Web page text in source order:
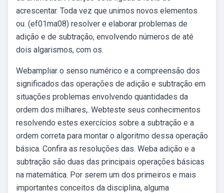
acrescentar. Toda vez que unimos novos elementos
ou. (ef01ma08) resolver e elaborar problemas de
adição e de subtração, envolvendo números de até
dois algarismos, com os.
Webampliar o senso numérico e a compreensão dos
significados das operações de adição e subtração em
situações problemas envolvendo quantidades da
ordem dos milhares,. Webteste seus conhecimentos
resolvendo estes exercícios sobre a subtração e a
ordem correta para montar o algoritmo dessa operação
básica. Confira as resoluções das. Weba adição e a
subtração são duas das principais operações básicas
na matemática. Por serem um dos primeiros e mais
importantes conceitos da disciplina, alguma